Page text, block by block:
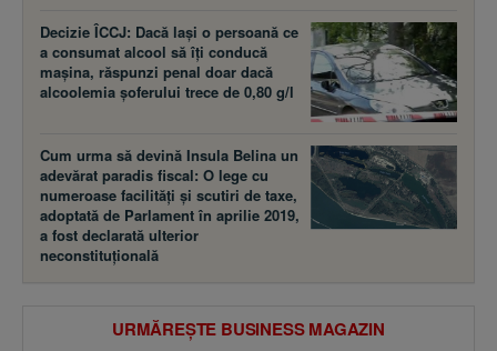
Decizie ÎCCJ: Dacă laşi o persoană ce
a consumat alcool să îţi conducă
maşina, răspunzi penal doar dacă
alcoolemia şoferului trece de 0,80 g/l
Cum urma să devină Insula Belina un
adevărat paradis fiscal: O lege cu
numeroase facilităţi şi scutiri de taxe,
adoptată de Parlament în aprilie 2019,
a fost declarată ulterior
neconstituţională
URMĂREȘTE BUSINESS MAGAZIN